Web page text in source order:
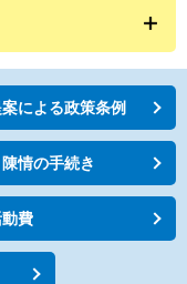
による政策条例
情の手続き
費